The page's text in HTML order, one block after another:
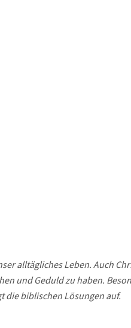
alltägliches Leben. Auch
und Geduld zu haben.
die biblischen Lösungen auf.